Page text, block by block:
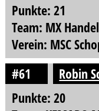
Punkte: 21
Team: MX
Verein: MSC
#61
Robin
Punkte: 20